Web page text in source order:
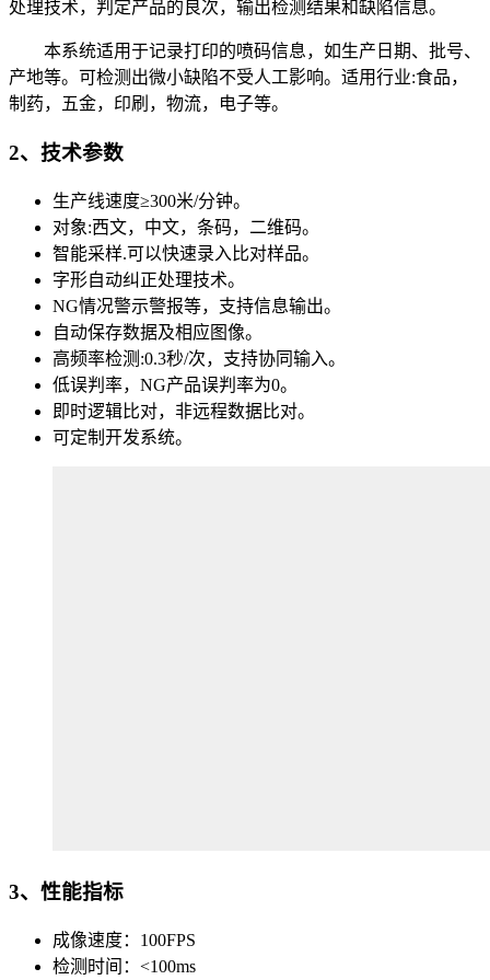
处理技术，判定产品的良次，输出检测结果和缺陷信息。
本系统适用于记录打印的喷码信息，如生产日期、批号、
产地等。可检测出微小缺陷不受人工影响。适用行业:食品，
制药，五金，印刷，物流，电子等。
2、技术参数
生产线速度≥300米/分钟。
对象:西文，中文，条码，二维码。
智能采样.可以快速录入比对样品。
字形自动纠正处理技术。
NG情况警示警报等，支持信息输出。
自动保存数据及相应图像。
高频率检测:0.3秒/次，支持协同输入。
低误判率，NG产品误判率为0。
即时逻辑比对，非远程数据比对。
可定制开发系统。
3、性能指标
成像速度：100FPS
检测时间：<100ms